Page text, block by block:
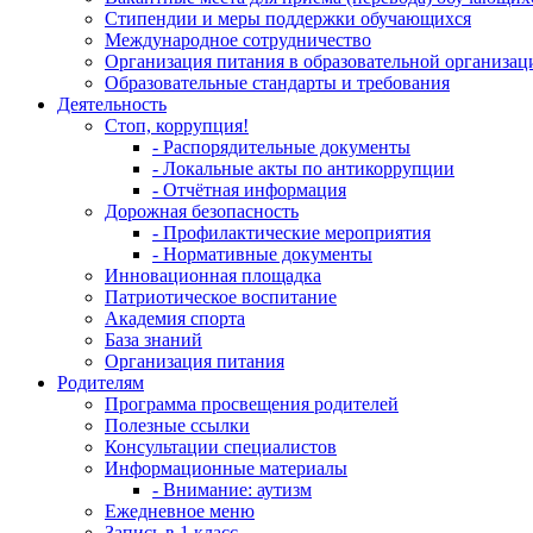
Стипендии и меры поддержки обучающихся
Международное сотрудничество
Организация питания в образовательной
Образовательные стандарты и требования
Деятельность
Стоп, коррупция!
- Распорядительные документы
- Локальные акты по антикоррупции
- Отчётная информация
Дорожная безопасность
- Профилактические мероприятия
- Нормативные документы
Инновационная площадка
Патриотическое воспитание
Академия спорта
База знаний
Организация питания
Родителям
Программа просвещения родителей
Полезные ссылки
Консультации специалистов
Информационные материалы
- Внимание: аутизм
Ежедневное меню